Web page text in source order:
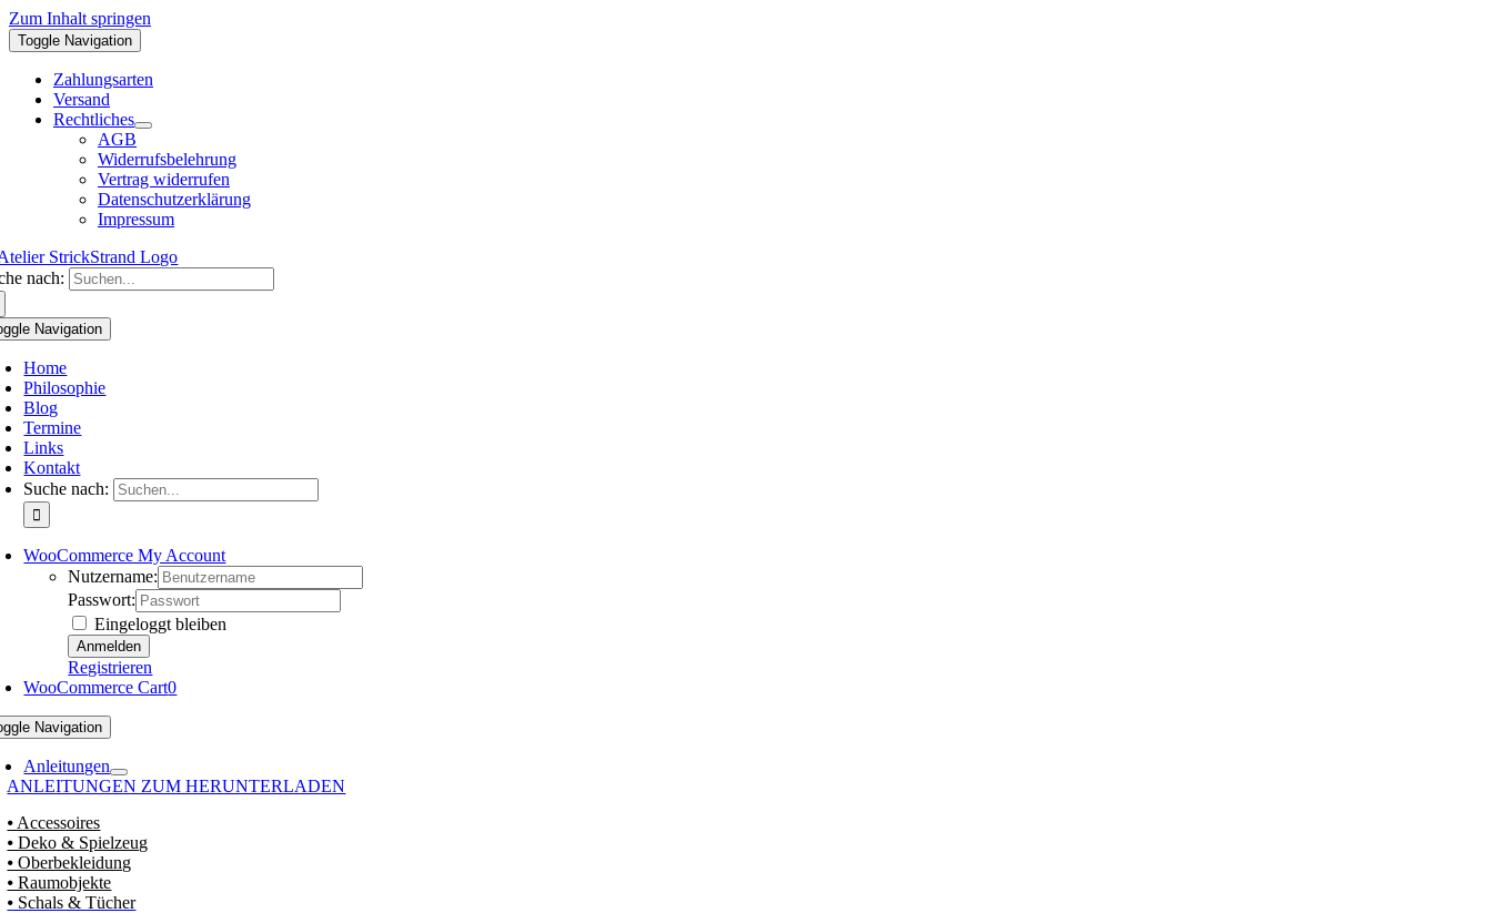
Zum Inhalt springen
Toggle Navigation
Zahlungsarten
Versand
Rechtliches
AGB
Widerrufsbelehrung
Vertrag widerrufen
Datenschutzerklärung
Impressum
nach:
Navigation
Home
Philosophie
Blog
Termine
Links
Kontakt
Suche nach:
WooCommerce My Account
Nutzername:
Passwort:
Eingeloggt bleiben
Registrieren
WooCommerce Cart0
Navigation
Anleitungen
ANLEITUNGEN ZUM HERUNTERLADEN
⦁ Accessoires
⦁ Deko & Spielzeug
⦁ Oberbekleidung
⦁ Raumobjekte
⦁ Schals & Tücher